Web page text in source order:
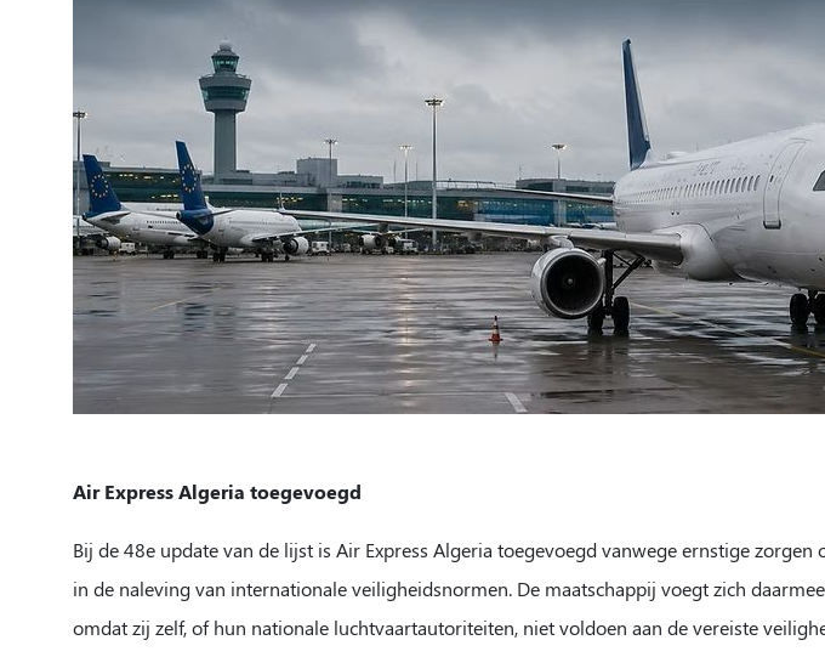
Air Express Algeria toegevoegd
Bij de 48e update van de lijst is Air Express Algeria toegevoegd vanwege ernstige
in de naleving van internationale veiligheidsnormen. De maatschappij voegt zich
omdat zij zelf, of hun nationale luchtvaartautoriteiten, niet voldoen aan de vereiste